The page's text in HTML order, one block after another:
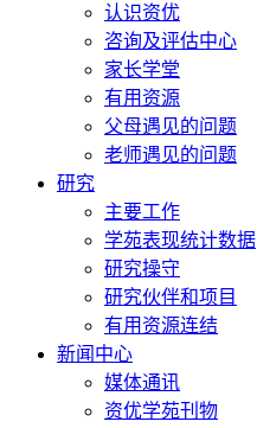
认识资优
咨询及评估中心
家长学堂
有用资源
父母遇见的问题
老师遇见的问题
研究
主要工作
学苑表现统计数据
研究操守
研究伙伴和项目
有用资源连结
新闻中心
媒体通讯
资优学苑刊物